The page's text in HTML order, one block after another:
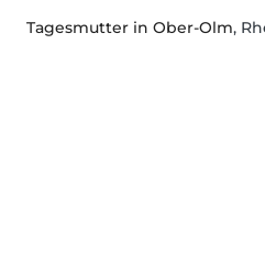
Tagesmutter in Ober-Olm,